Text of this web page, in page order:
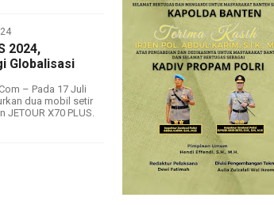
2024,
Globalisasi
– Pada 17 Juli
dua mobil setir
JETOUR X70 PLUS.